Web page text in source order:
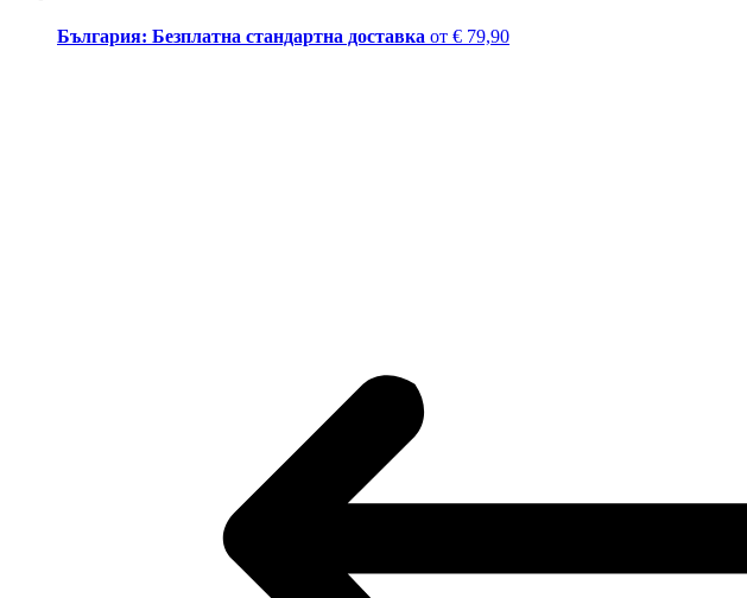
България: Безплатна стандартна доставка от € 79,90